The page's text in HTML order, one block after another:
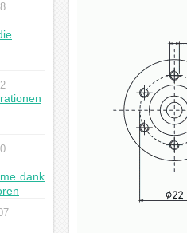
dank